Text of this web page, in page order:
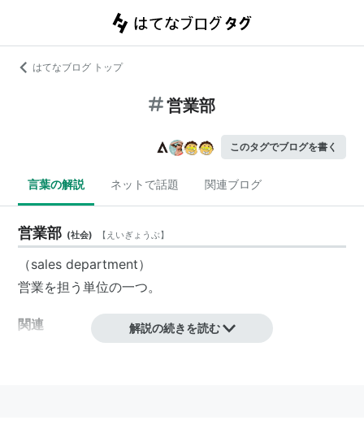
はてなブログ トップ
営業部
このタグでブログを書く
言葉の解説 ネットで話題 関連ブログ
営業部 (社会) 【 えいぎょうぶ】
（sales department）
営業を担う単位の一つ。
関連
解説の続きを読む